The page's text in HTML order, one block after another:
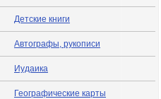
Детские книги
Автографы, рукописи
Иудаика
Географические карты